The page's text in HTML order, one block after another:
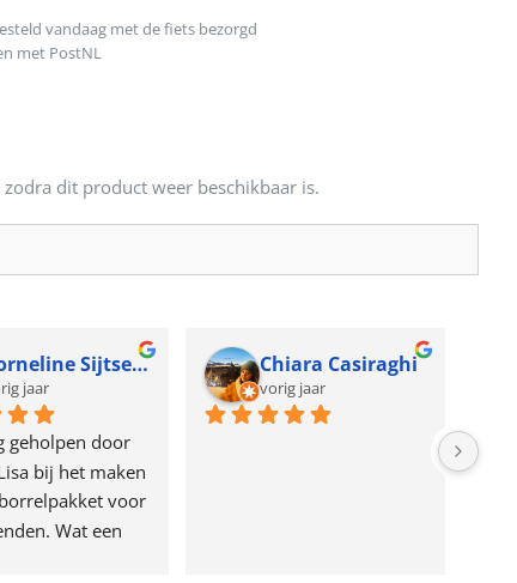
vandaag met de fiets bezorgd
met PostNL
dit product weer beschikbaar is.
Corneline Sijtsema
jaar
geholpen door
bij het maken
voor
Wat een
Chiara Casiraghi
vorig jaar